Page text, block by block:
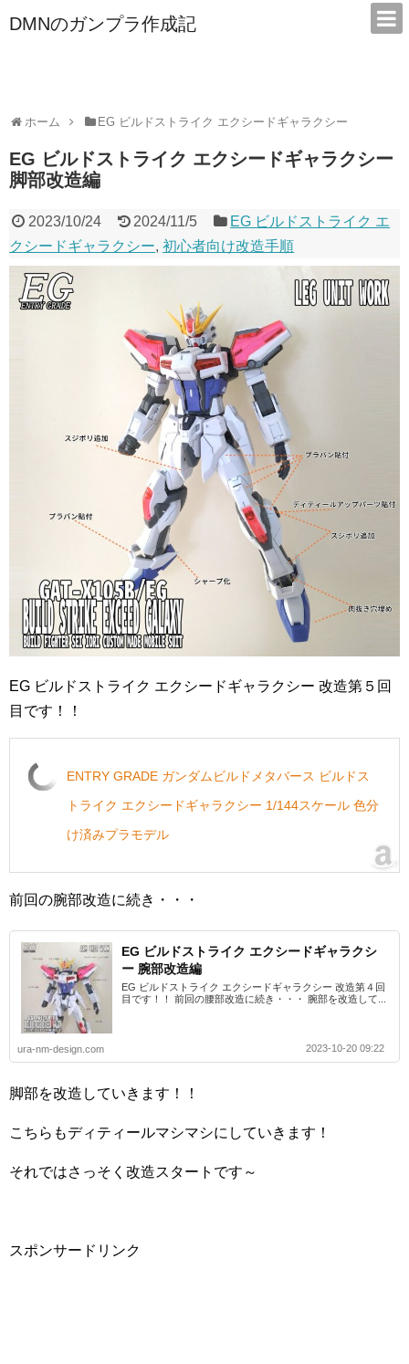
DMNのガンプラ作成記
ホーム EG ビルドストライク エクシードギャラクシー
EG ビルドストライク エクシードギャラクシー
脚部改造編
2023/10/24 2024/11/5
EG ビルドストライク エ
クシードギャラクシー, 初心者向け改造手順
EG ビルドストライク エクシードギャラクシー 改造第５回
目です！！
ENTRY GRADE ガンダムビルドメタバース ビルドス
トライク エクシードギャラクシー 1/144スケール 色分
け済みプラモデル
前回の腕部改造に続き・・・
EG ビルドストライク エクシードギャラクシ
ー 腕部改造編
EG ビルドストライク エクシードギャラクシー 改造第４回
目です！！ 前回の腰部改造に続き・・・ 腕部を改造して...
ura-nm-design.com 2023-10-20 09:22
脚部を改造していきます！！
こちらもディティールマシマシにしていきます！
それではさっそく改造スタートです～
スポンサードリンク